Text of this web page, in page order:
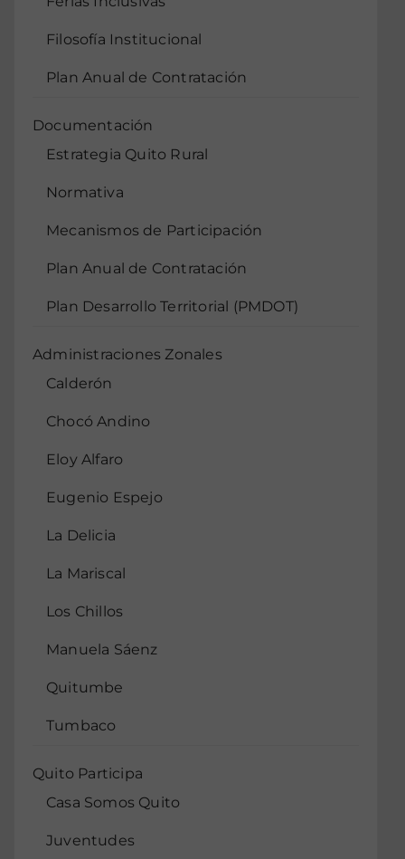
Filosofía Institucional
Plan Anual de Contratación
Documentación
Estrategia Quito Rural
Normativa
Mecanismos de Participación
Plan Anual de Contratación
Plan Desarrollo Territorial (PMDOT)
Administraciones Zonales
Calderón
Chocó Andino
Eloy Alfaro
Eugenio Espejo
La Delicia
La Mariscal
Los Chillos
Manuela Sáenz
Quitumbe
Tumbaco
Quito Participa
Casa Somos Quito
Juventudes